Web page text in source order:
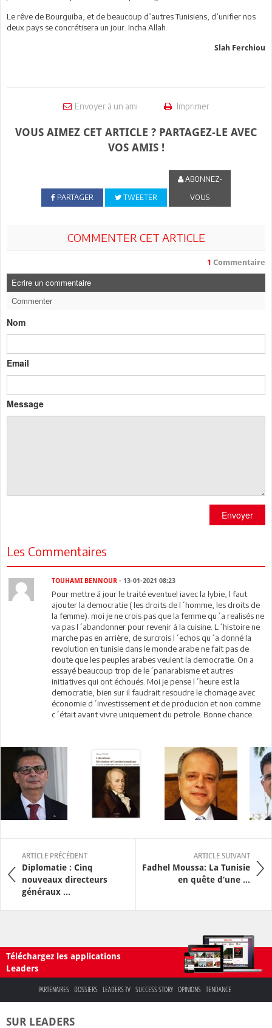
Le rêve de Bourguiba, et de beaucoup d’autres Tunisiens, d’unifier nos
deux pays se concrétisera un jour. Incha Allah.
Slah Ferchiou
Envoyer à un ami Imprimer
VOUS AIMEZ CET ARTICLE ? PARTAGEZ-LE AVEC
VOS AMIS !
PARTAGER TWEETER
ABONNEZ-
VOUS
COMMENTER CET ARTICLE
1 Commentaire
Ecrire un commentaire
Commenter
Nom
Email
Message
Envoyer
Les Commentaires
TOUHAMI BENNOUR - 13-01-2021 08:23
Pour mettre á jour le traité eventuel iavec la lybie, l faut
ajouter la democratie ( les droits de l´homme, les droits de
la femme). moi je ne crois pas que la femme qu´a realisés ne
va pas l´abandonner pour revenir á la cuisine. L´histoire ne
marche pas en arrière, de surcrois l´echos qu´a donné la
revolution en tunisie dans le monde arabe ne fait pas de
doute que les peuples arabes veulent la democratie. On a
essayé beaucoup trop de le´panarabisme et autres
initiatives qui ont échoués. Moi je pense l´heure est la
democratie, bien sur il faudrait resoudre le chomage avec
économie d´investissement et de producion et non comme
c´était avant vivre uniquement du petrole. Bonne chance.
ARTICLE PRÉCÉDENT
Diplomatie : Cinq
nouveaux directeurs
généraux ...
ARTICLE SUIVANT
Fadhel Moussa: La Tunisie
en quête d’une ...
Téléchargez les applications
Leaders
PARTENAIRES DOSSIERS LEADERS TV SUCCESS STORY OPINIONS TENDANCE
SUR LEADERS